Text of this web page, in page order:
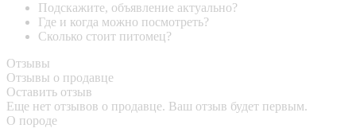
Подскажите, объявление актуально?
Где и когда можно посмотреть?
Сколько стоит питомец?
Отзывы
Отзывы о продавце
Оставить отзыв
Еще нет отзывов о продавце. Ваш отзыв будет первым.
О породе